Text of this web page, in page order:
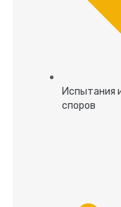
Испытания
споров